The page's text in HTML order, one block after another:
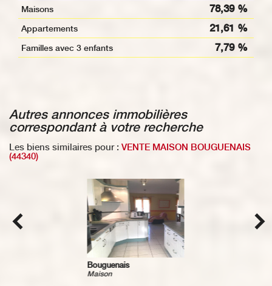
Maisons 78,39 %
Appartements 21,61 %
Familles avec 3 enfants 7,79 %
autres annonces immobilières
correspondant à votre recherche
Les biens similaires pour : VENTE MAISON BOUGUENAIS
(44340)
Le Pellerin
Maison